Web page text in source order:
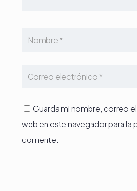
Guarda mi nombre, correo
web en este navegador para la
comente.